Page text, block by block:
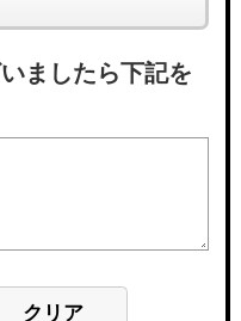
ましたら下記を